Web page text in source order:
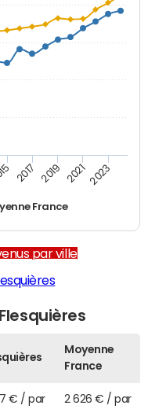
France
2017 2019 2021 2023
par ville
Moyenne
France
€ / par
2 626 € / par